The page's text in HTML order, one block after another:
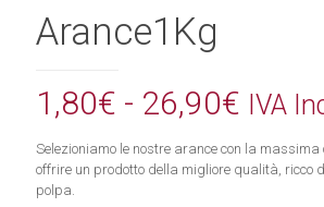
Arance1Kg
1,80€ - 26,90€
di
IVA
Selezioniamo le nostre arance con la
offrire un prodotto della migliore qualità, ricco
polpa.